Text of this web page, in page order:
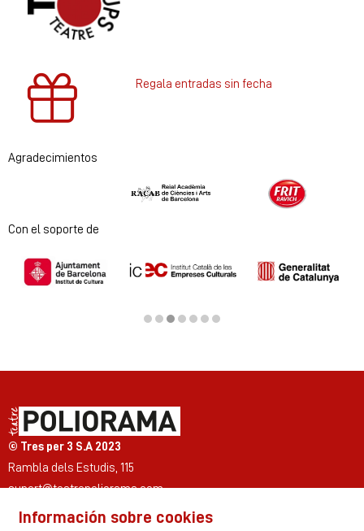
Regala entradas sin fecha
Agradecimientos
Diapositiva 1 de 2
Con el soporte de
© Tres per 3 S.A 2023
Rambla dels Estudis, 115
suport@teatrepoliorama.com
Información sobre cookies